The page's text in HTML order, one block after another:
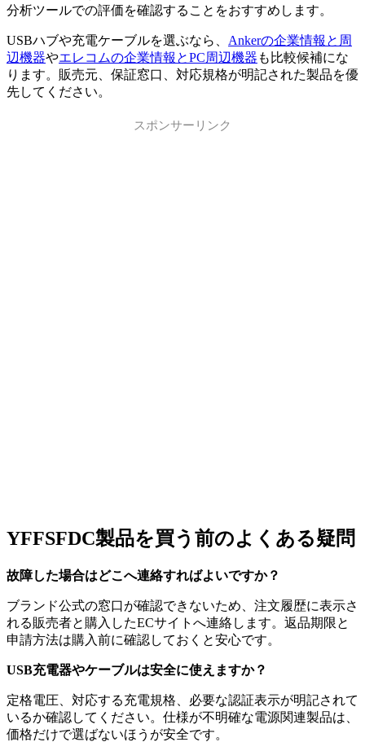
分析ツールでの評価を確認することをおすすめします。
USBハブや充電ケーブルを選ぶなら、 Ankerの企業情報と周
辺機器やエレコムの企業情報とPC周辺機器 も比較候補にな
ります。販売元、保証窓口、対応規格が明記された製品を優
先してください。
スポンサーリンク
YFFSFDC製品を買う前のよくある疑問
故障した場合はどこへ連絡すればよいですか？
ブランド公式の窓口が確認できないため、注文履歴に表示さ
れる販売者と購入したECサイトへ連絡します。返品期限と
申請方法は購入前に確認しておくと安心です。
USB充電器やケーブルは安全に使えますか？
定格電圧、対応する充電規格、必要な認証表示が明記されて
いるか確認してください。仕様が不明確な電源関連製品は、
価格だけで選ばないほうが安全です。